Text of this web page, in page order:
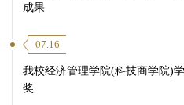
成果
07.16
我校经济管理学院(科技商学院)
奖